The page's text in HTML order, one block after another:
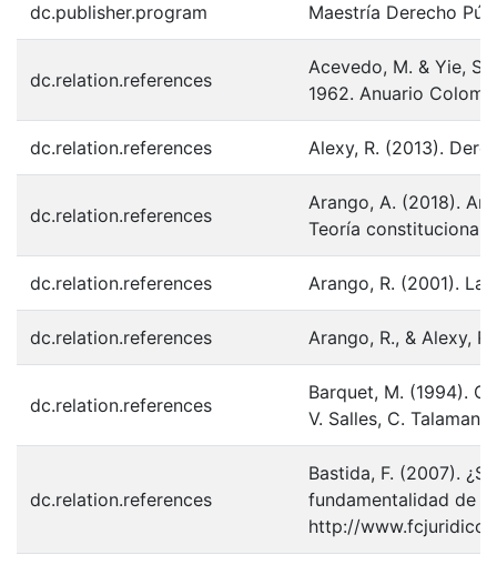
dc.publisher.program Maestría Derecho
dc.relation.references
Acevedo, M. & Yie,
1962. Anuario
dc.relation.references Alexy, R. (2013).
dc.relation.references
Arango, A. (2018).
Teoría constitucional
dc.relation.references Arango, R. (2001). La
dc.relation.references Arango, R., & Alexy,
dc.relation.references
Barquet, M. (1994).
V. Salles, C.
dc.relation.references
Bastida, F. (2007).
fundamentalidad de
http://